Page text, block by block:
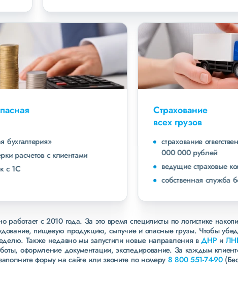
страхование ответственности экспедитора до 40
000 000 рублей
ведущие страховые компании
собственная служба безопасности
работает с 2010 года. За это время специлисты по логистике
пищевую продукцию, сыпучие и опасные грузы. Чтобы
Также недавно мы запустили новые направления вДНР и
оформление документации, экспедирование. За каждым
форму на сайте или звоните по номеру 8 800 551-74-90